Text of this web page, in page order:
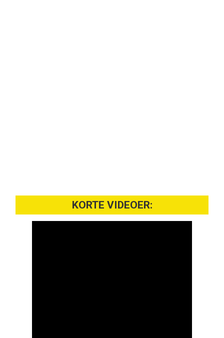
KORTE VIDEOER: